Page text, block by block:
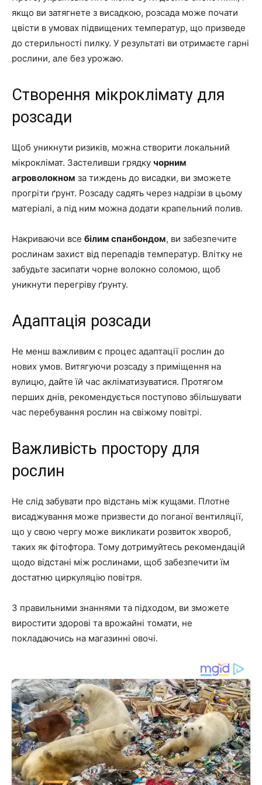
якщо ви затягнете з висадкою, розсада може почати
цвісти в умовах підвищених температур, що призведе
до стерильності пилку. У результаті ви отримаєте гарні
рослини, але без урожаю.
Створення мікроклімату для
розсади
Щоб уникнути ризиків, можна створити локальний
мікроклімат. Застеливши грядку чорним
агроволокном за тиждень до висадки, ви зможете
прогріти ґрунт. Розсаду садять через надрізи в цьому
матеріалі, а під ним можна додати крапельний полив.
Накриваючи все білим спанбондом, ви забезпечите
рослинам захист від перепадів температур. Влітку не
забудьте засипати чорне волокно соломою, щоб
уникнути перегріву ґрунту.
Адаптація розсади
Не менш важливим є процес адаптації рослин до
нових умов. Витягуючи розсаду з приміщення на
вулицю, дайте їй час акліматизуватися. Протягом
перших днів, рекомендується поступово збільшувати
час перебування рослин на свіжому повітрі.
Важливість простору для
рослин
Не слід забувати про відстань між кущами. Плотне
висаджування може призвести до поганої вентиляції,
що у свою чергу може викликати розвиток хвороб,
таких як фітофтора. Тому дотримуйтесь рекомендацій
щодо відстані між рослинами, щоб забезпечити їм
достатню циркуляцію повітря.
З правильними знаннями та підходом, ви зможете
виростити здорові та врожайні томати, не
покладаючись на магазинні овочі.